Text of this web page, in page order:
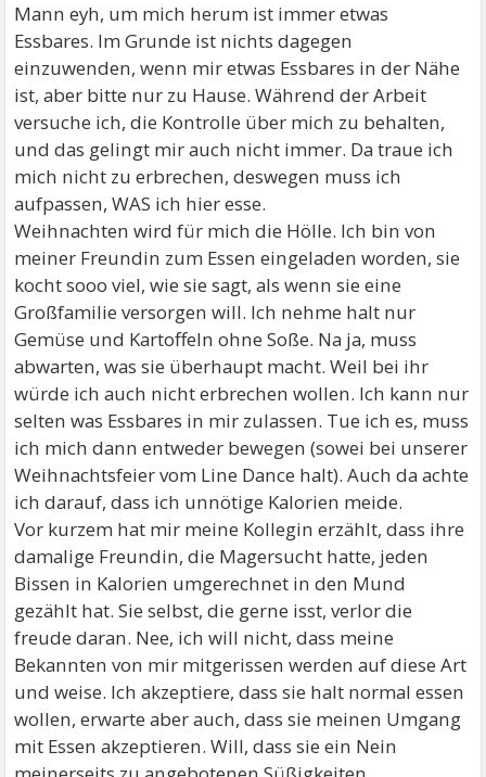
Mann eyh, um mich herum ist immer etwas
Essbares. Im Grunde ist nichts dagegen
einzuwenden, wenn mir etwas Essbares in der Nähe
ist, aber bitte nur zu Hause. Während der Arbeit
versuche ich, die Kontrolle über mich zu behalten,
und das gelingt mir auch nicht immer. Da traue ich
mich nicht zu erbrechen, deswegen muss ich
aufpassen, WAS ich hier esse.
Weihnachten wird für mich die Hölle. Ich bin von
meiner Freundin zum Essen eingeladen worden, sie
kocht sooo viel, wie sie sagt, als wenn sie eine
Großfamilie versorgen will. Ich nehme halt nur
Gemüse und Kartoffeln ohne Soße. Na ja, muss
abwarten, was sie überhaupt macht. Weil bei ihr
würde ich auch nicht erbrechen wollen. Ich kann nur
selten was Essbares in mir zulassen. Tue ich es, muss
ich mich dann entweder bewegen (sowei bei unserer
Weihnachtsfeier vom Line Dance halt). Auch da achte
ich darauf, dass ich unnötige Kalorien meide.
Vor kurzem hat mir meine Kollegin erzählt, dass ihre
damalige Freundin, die Magersucht hatte, jeden
Bissen in Kalorien umgerechnet in den Mund
gezählt hat. Sie selbst, die gerne isst, verlor die
freude daran. Nee, ich will nicht, dass meine
Bekannten von mir mitgerissen werden auf diese Art
und weise. Ich akzeptiere, dass sie halt normal essen
wollen, erwarte aber auch, dass sie meinen Umgang
mit Essen akzeptieren. Will, dass sie ein Nein